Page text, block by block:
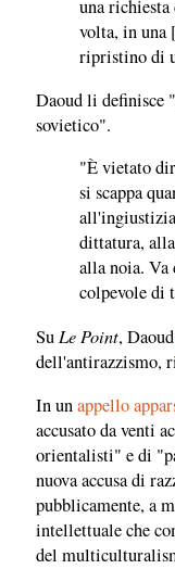
una
volta, in una
ripristino di
Daoud li definisce
sovietico".
"È vietato
si scappa
dittatura,
alla noia. Va
colpevole di
Su Le Point, Daoud
dell'antirazzismo,
In unappello
accusato da venti
orientalisti" e di
nuova accusa di
pubblicamente, a
intellettuale che
del